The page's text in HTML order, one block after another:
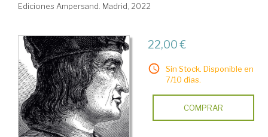
Ediciones Ampersand. Madrid, 2022
22,00 €
Sin Stock. Disponible en
7/10 días.
COMPRAR